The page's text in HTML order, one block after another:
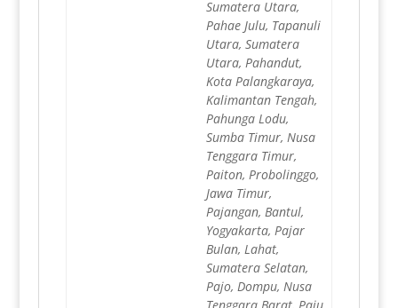
Sumatera Utara,
Pahae Julu, Tapanuli
Utara, Sumatera
Utara, Pahandut,
Kota Palangkaraya,
Kalimantan Tengah,
Pahunga Lodu,
Sumba Timur, Nusa
Tenggara Timur,
Paiton, Probolinggo,
Jawa Timur,
Pajangan, Bantul,
Yogyakarta, Pajar
Bulan, Lahat,
Sumatera Selatan,
Pajo, Dompu, Nusa